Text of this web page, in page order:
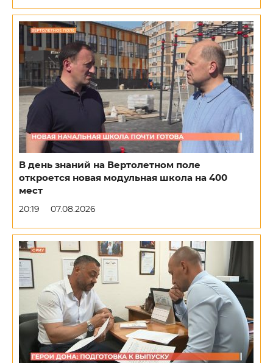
В день знаний на Вертолетном поле
откроется новая модульная школа на 400
мест
20:19 07.08.2026